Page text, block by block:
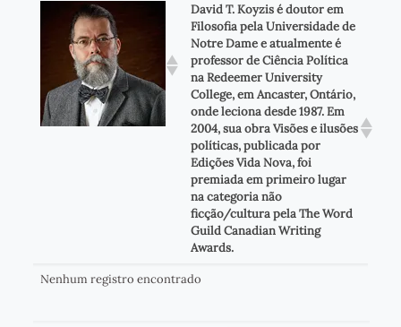
David T. Koyzis é doutor em
Filosofia pela Universidade de
Notre Dame e atualmente é
professor de Ciência Política
na Redeemer University
College, em Ancaster, Ontário,
onde leciona desde 1987. Em
2004, sua obra Visões e ilusões
políticas, publicada por
Edições Vida Nova, foi
premiada em primeiro lugar
na categoria não
ficção/cultura pela The Word
Guild Canadian Writing
Awards.
Nenhum registro encontrado